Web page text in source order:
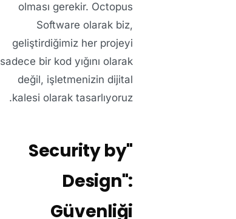
olması gerekir. Octopus
Software olarak biz,
geliştirdiğimiz her projeyi
sadece bir kod yığını olarak
değil, işletmenizin dijital
kalesi olarak tasarlıyoruz.
"Security by
Design":
Güvenliği